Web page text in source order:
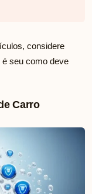
considere
é seu como deve
Carro